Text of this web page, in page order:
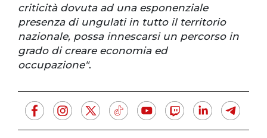
criticità dovuta ad una esponenziale
presenza di ungulati in tutto il territorio
nazionale, possa innescarsi un percorso in
grado di creare economia ed
occupazione".